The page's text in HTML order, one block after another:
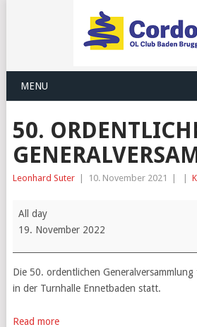
MENU
50.
Leonhard Suter 10. November 2021
ordentlichen
Generalversammlung
All day
19. November 2022
Die 50. ordentlichen
in der Turnhalle Ennetbaden statt.
Read more